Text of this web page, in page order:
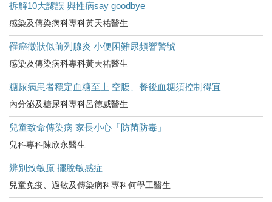
拆解10大謬誤 與性病say goodbye
感染及傳染病科專科黃天祐醫生
罹癌徵狀似前列腺炎 小便困難尿頻響警號
感染及傳染病科專科黃天祐醫生
糖尿病患者穩定血糖至上 空腹、餐後血糖須控制得宜
內分泌及糖尿科專科呂德威醫生
兒童致命傳染病 家長小心「防菌防毒」
兒科專科陳欣永醫生
辨別致敏原 擺脫敏感症
兒童免疫、過敏及傳染病科專科何學工醫生